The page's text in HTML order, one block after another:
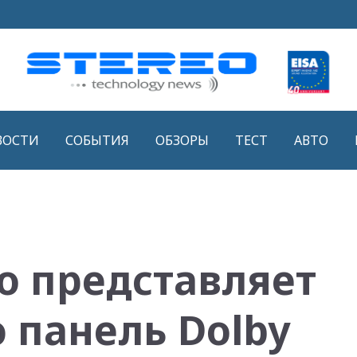
СОБЫТИЯ ОБЗОРЫ ТЕСТ АВТО
представляет
панель Dolby